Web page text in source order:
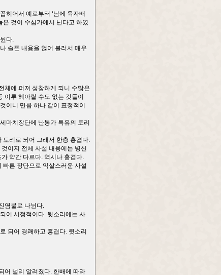
히어서 예로부터 ‘남에 육자배
은 것이 수심가에서 난다고 하였
다.
슬픈 내용을 얹어 불러서 매우
체에 퍼져 성창하게 되니 수많은
루 헤아릴 수도 없는 것들이
이니 만큼 하나 같이 표정적이
마치장단에 난봉가 특유의 토리
리로 되어 그래서 한층 흥겹다.
이지 전체 사설 내용에는 병신
약간 다르다. 역시나 흥겹다.
른 장단으로 익살스러운 사설
염불로 나뉜다.
어 서정적이다. 뒷소리에는 사
되어 경쾌하고 흥겹다. 뒷소리
어 널리 알려졌다. 한배에 따라